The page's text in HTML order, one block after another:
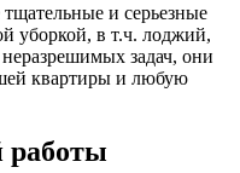
тщательные и серьезные
уборкой, в т.ч. лоджий,
задач, они
квартиры и любую
работы